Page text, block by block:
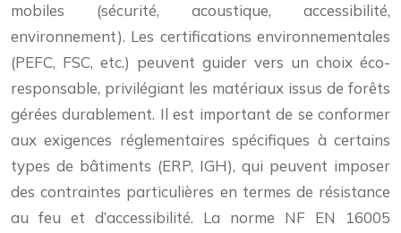
mobiles (sécurité, acoustique, accessibilité,
environnement). Les certifications environnementales
(PEFC, FSC, etc.) peuvent guider vers un choix éco-
responsable, privilégiant les matériaux issus de forêts
gérées durablement. Il est important de se conformer
aux exigences réglementaires spécifiques à certains
types de bâtiments (ERP, IGH), qui peuvent imposer
des contraintes particulières en termes de résistance
au feu et d’accessibilité. La norme NF EN 16005